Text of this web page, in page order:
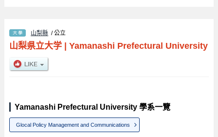
山梨縣 / 公立
山梨県立大学| Yamanashi Prefectural University
Yamanashi Prefectural University 學系一覽
Glocal Policy Management and Communications